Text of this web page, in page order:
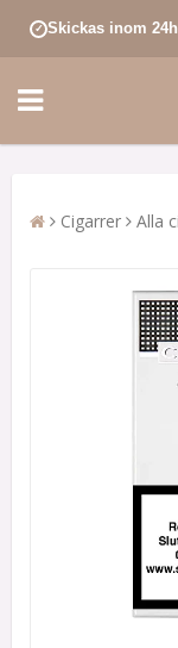
✓ Skickas inom 24h
Cigarrer Alla